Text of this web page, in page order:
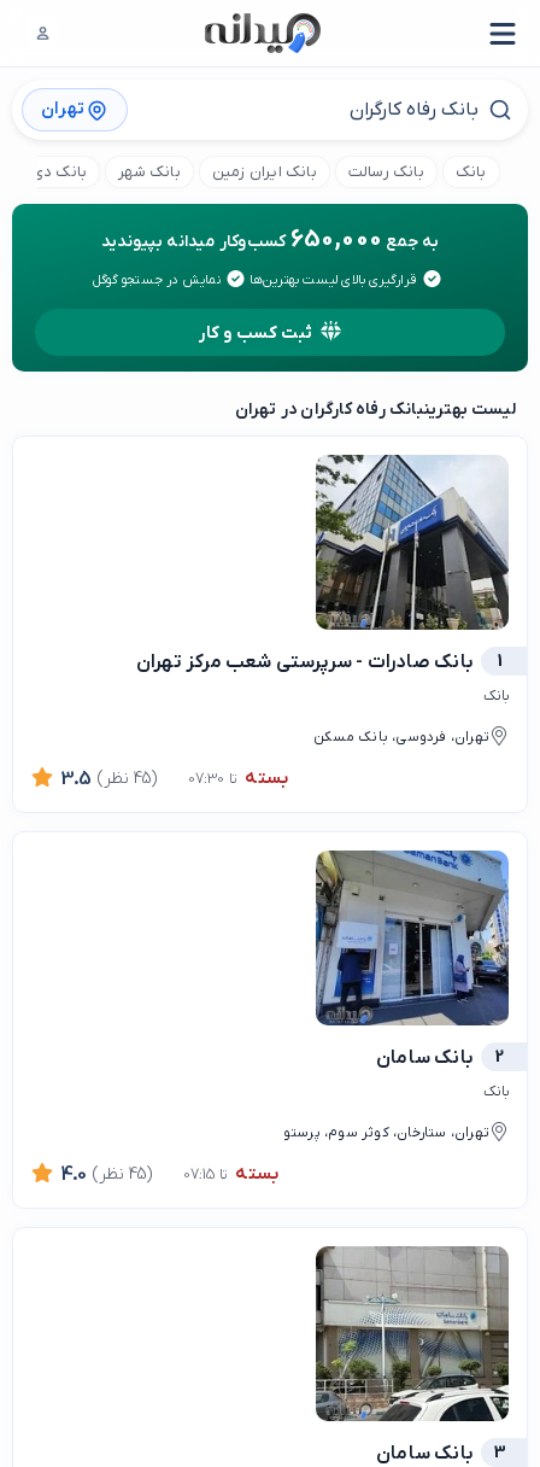
تهران
بانک بانک رسالت بانک ایران زمین بانک شهر بانک دی
به جمع 650,000 کسب‌وکار میدانه بپیوندید
قرارگیری بالای لیست بهترین‌ها نمایش در جستجو گوگل
ثبت کسب و کار
لیست بهترینبانک رفاه کارگران در تهران
1 بانک صادرات - سرپرستی شعب مرکز تهران
بانک
تهران، فردوسی، بانک مسکن
بسته تا 07:30 3.5 (45 نظر)
2 بانک سامان
بانک
تهران، ستارخان، کوثر سوم، پرستو
بسته تا 07:15 4.0 (45 نظر)
3 بانک سامان